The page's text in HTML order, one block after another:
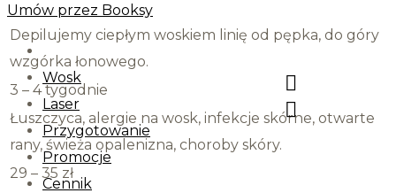
Umów przez Booksy
Wosk
Laser
Przygotowanie
Promocje
Cennik
Depilujemy ciepłym woskiem linię od pępka, do góry
wzgórka łonowego.
3 – 4 tygodnie
Łuszczyca, alergie na wosk, infekcje skórne, otwarte
rany, świeża opalenizna, choroby skóry.
29 – 35 zł